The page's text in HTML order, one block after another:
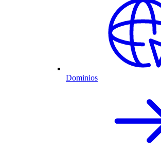
Dominios